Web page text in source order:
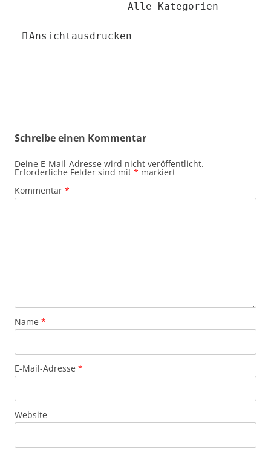
Alle Kategorien
Ansichtausdrucken
Schreibe einen Kommentar
Deine E-Mail-Adresse wird nicht veröffentlicht.
Erforderliche Felder sind mit * markiert
Kommentar *
Name *
E-Mail-Adresse *
Website